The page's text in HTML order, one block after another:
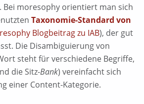
Bei moresophy orientiert man sich
Taxonomie-Standard von
Blogbeitrag zu IAB), der gut
Die Disambiguierung von
steht für verschiedene Begriffe,
die Sitz-Bank) vereinfacht sich
einer Content-Kategorie.